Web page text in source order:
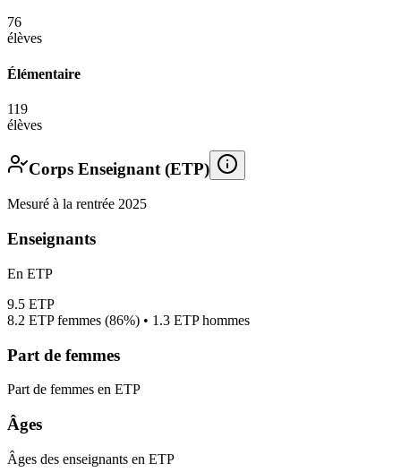
76
élèves
Élémentaire
119
élèves
Corps Enseignant (ETP)
Mesuré à la rentrée 2025
Enseignants
En ETP
9.5 ETP
8.2 ETP femmes (86%) • 1.3 ETP hommes
Part de femmes
Part de femmes en ETP
Âges
Âges des enseignants en ETP